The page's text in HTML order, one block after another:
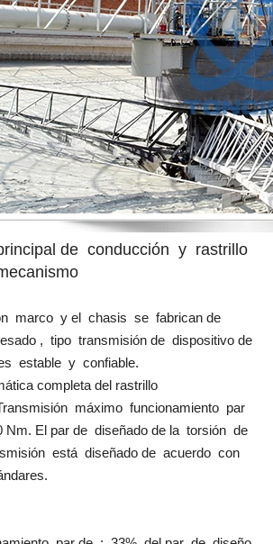
de conducción y rastrillo
marco y el chasis se fabrican de
, tipo transmisión de dispositivo de
estable y confiable.
completa del rastrillo
máximo funcionamiento par
Nm. El par de diseñado de la torsión de
está diseñado de acuerdo con